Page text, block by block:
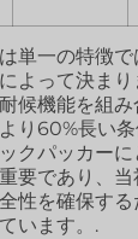
単一の特徴
よって決ま
候機能を組
り60%長い
クパッカー
要であり、
性を確保す
います。.